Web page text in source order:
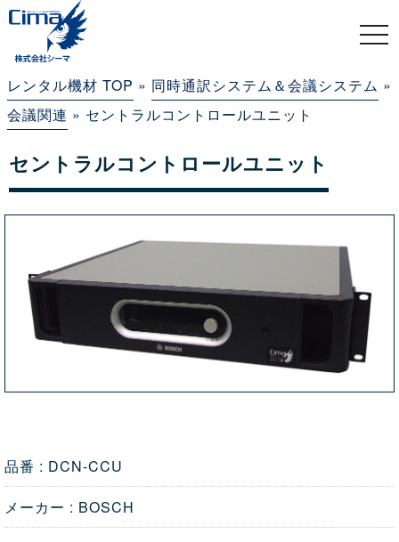
レンタル機材 TOP » 同時通訳システム＆会議システム »
会議関連 » セントラルコントロールユニット
セントラルコントロールユニット
品番 : DCN-CCU
メーカー : BOSCH